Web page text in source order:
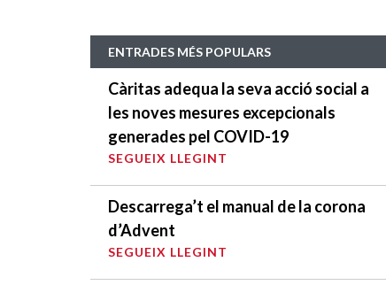
ENTRADES MÉS POPULARS
Càritas adequa la seva acció social a
les noves mesures excepcionals
generades pel COVID-19
SEGUEIX LLEGINT
Descarrega’t el manual de la corona
d’Advent
SEGUEIX LLEGINT